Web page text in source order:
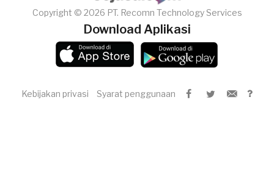
Copyright © 2026 PT. Recomn Technology Services
Download Aplikasi
Kebijakan privasi Syarat penggunaan